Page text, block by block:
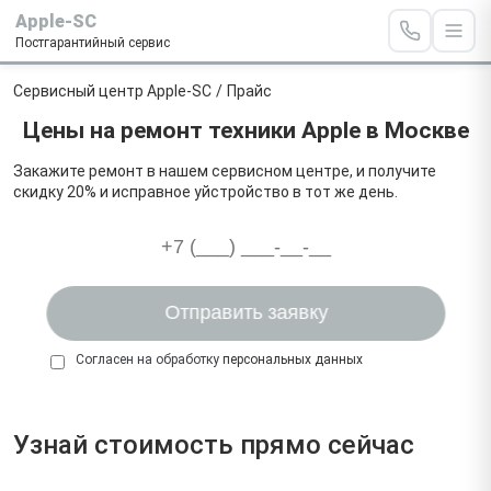
Apple-SC
Постгарантийный сервис
Сервисный центр Apple-SC / Прайс
Цены на ремонт техники Apple в Москве
Закажите ремонт в нашем сервисном центре, и получите
скидку 20% и исправное уйстройство в тот же день.
Согласен на обработку персональных данных
Узнай стоимость прямо сейчас